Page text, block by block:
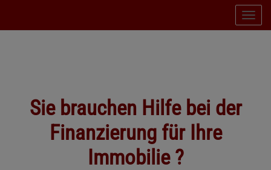
Sie brauchen Hilfe bei der
Finanzierung für Ihre
Immobilie ?